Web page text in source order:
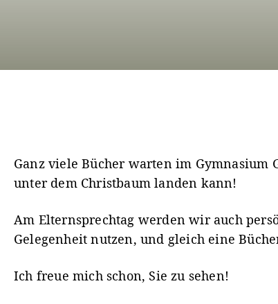
Ganz viele Bücher warten im
unter dem Christbaum landen kann!
Am Elternsprechtag werden wir auch
Gelegenheit nutzen, und gleich eine
Ich freue mich schon, Sie zu sehen!